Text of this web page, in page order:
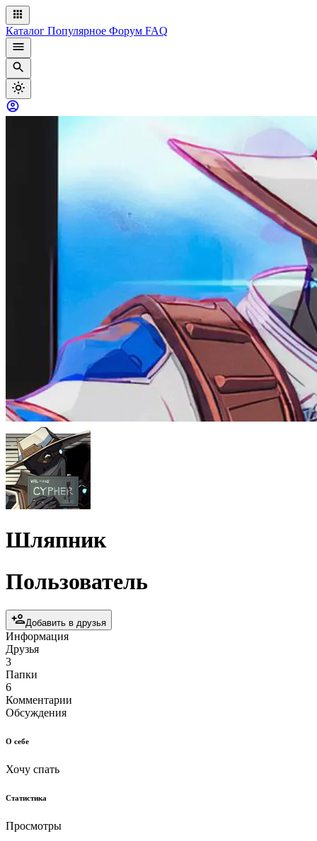
Каталог Популярное Форум FAQ
Шляпник
Пользователь
Добавить в друзья
Информация
Друзья
3
Папки
6
Комментарии
Обсуждения
О себе
Хочу спать
Статистика
Просмотры